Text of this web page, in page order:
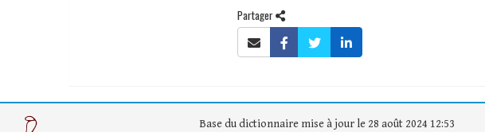
Partager
Base du dictionnaire mise à jour le 28 août 2024 12:53